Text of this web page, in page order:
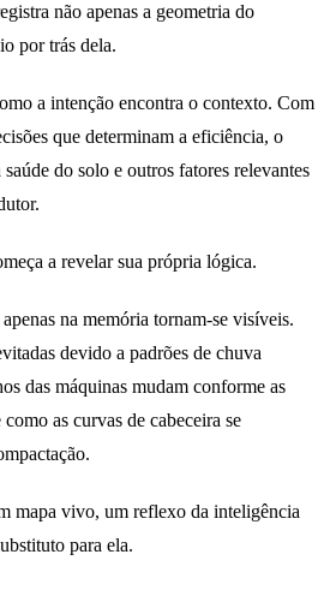
não apenas a geometria do
por trás dela.
a intenção encontra o contexto. Com
que determinam a eficiência, o
do solo e outros fatores relevantes
a revelar sua própria lógica.
na memória tornam-se visíveis.
devido a padrões de chuva
das máquinas mudam conforme as
as curvas de cabeceira se
mapa vivo, um reflexo da inteligência
para ela.